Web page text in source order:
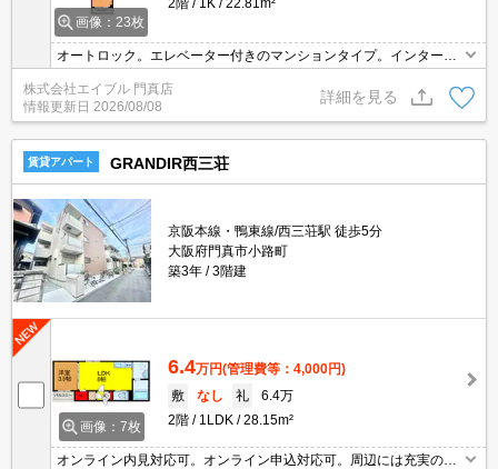
画像：23枚
2階
1K 22.81m²
オートロック。エレベーター付きのマンションタイプ。インターネ
ット無料。新築マンションで新生活を。あなたの新生活を応援しま
す。ぜひお問合せください。
株式会社エイブル 門真店
情報更新日 2026/08/08
詳細を見る
賃貸アパート GRANDIR西三荘
京阪本線・鴨東線/西三荘駅 徒歩5分
大阪府門真市小路町
築3年
3階建
画像：7枚
6.4万円(管理費等：4,000円)
敷
なし 礼
6.4万
2階
1LDK 28.15m²
オンライン内見対応可。オンライン申込対応可。周辺には充実の生